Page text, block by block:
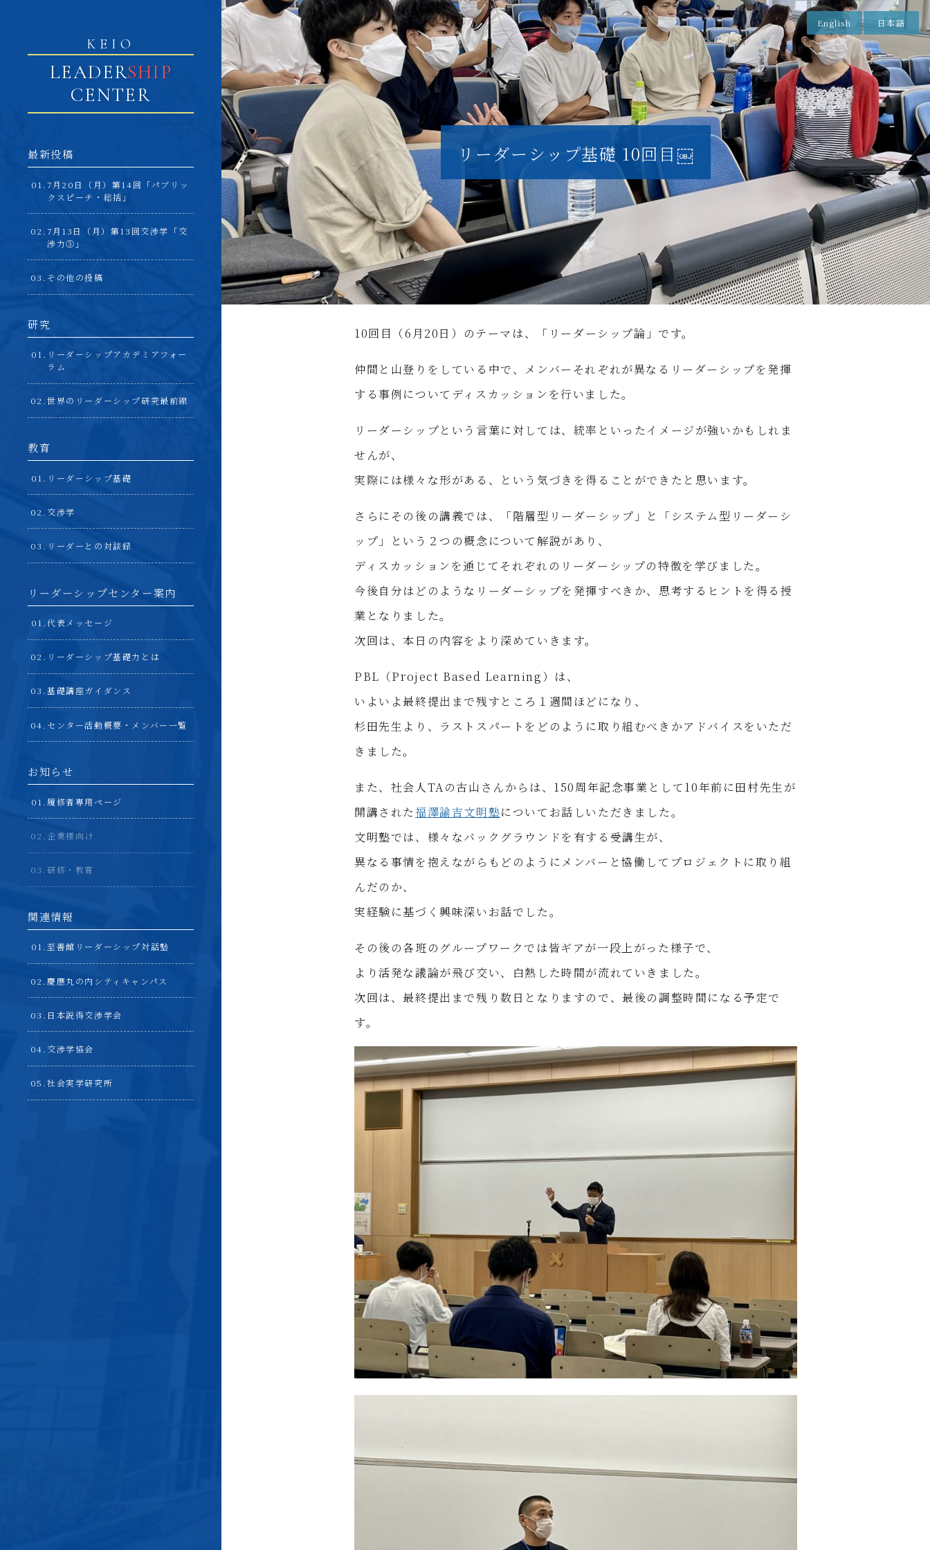
KEIO
LEADERSHIP
CENTER
最新投稿
7月20日（月）第14回「パブリッ
クスピーチ・総括」
7月13日（月）第13回交渉学「交
渉力⑤」
その他の投稿
研究
リーダーシップアカデミアフォー
ラム
世界のリーダーシップ研究最前線
教育
リーダーシップ基礎
交渉学
リーダーとの対談録
リーダーシップセンター案内
代表メッセージ
リーダーシップ基礎力とは
基礎講座ガイダンス
センター活動概要・メンバー一覧
お知らせ
履修者専用ページ
企業様向け
研修・教育
関連情報
至善館リーダーシップ対話塾
慶應丸の内シティキャンパス
日本説得交渉学会
交渉学協会
社会実学研究所
English 日本語
リーダーシップ基礎 10回目￼
10回目（6月20日）のテーマは、「リーダーシップ論」です。
仲間と山登りをしている中で、メンバーそれぞれが異なるリーダーシップを発揮
する事例についてディスカッションを行いました。
リーダーシップという言葉に対しては、統率といったイメージが強いかもしれま
せんが、
実際には様々な形がある、という気づきを得ることができたと思います。
さらにその後の講義では、「階層型リーダーシップ」と「システム型リーダーシ
ップ」という２つの概念について解説があり、
ディスカッションを通じてそれぞれのリーダーシップの特徴を学びました。
今後自分はどのようなリーダーシップを発揮すべきか、思考するヒントを得る授
業となりました。
次回は、本日の内容をより深めていきます。
PBL（Project Based Learning）は、
いよいよ最終提出まで残すところ１週間ほどになり、
杉田先生より、ラストスパートをどのように取り組むべきかアドバイスをいただ
きました。
また、社会人TAの古山さんからは、150周年記念事業として10年前に田村先生が
開講された福澤諭吉文明塾についてお話しいただきました。
文明塾では、様々なバックグラウンドを有する受講生が、
異なる事情を抱えながらもどのようにメンバーと協働してプロジェクトに取り組
んだのか、
実経験に基づく興味深いお話でした。
その後の各班のグループワークでは皆ギアが一段上がった様子で、
より活発な議論が飛び交い、白熱した時間が流れていきました。
次回は、最終提出まで残り数日となりますので、最後の調整時間になる予定で
す。